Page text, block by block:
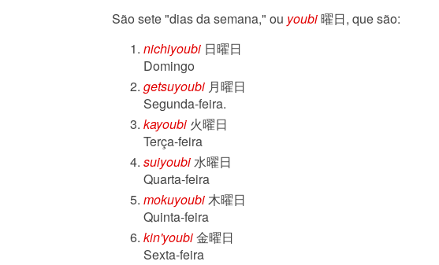
São sete "dias da semana," ou youbi曜日, que são:
nichiyoubi 日曜日
Domingo
getsuyoubi 月曜日
Segunda-feira.
kayoubi 火曜日
Terça-feira
suiyoubi水曜日
Quarta-feira
mokuyoubi木曜日
Quinta-feira
kin'youbi金曜日
Sexta-feira